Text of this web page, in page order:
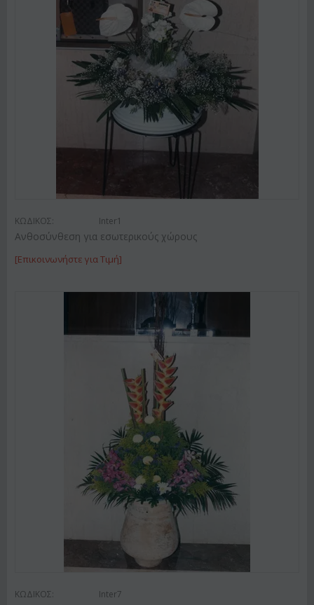
ΚΩΔΙΚΟΣ: Inter1
Ανθοσύνθεση για εσωτερικούς χώρους
[Επικοινωνήστε για Τιμή]
ΚΩΔΙΚΟΣ: Inter7